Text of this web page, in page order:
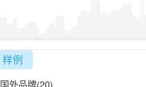
样例
国外品牌(20)